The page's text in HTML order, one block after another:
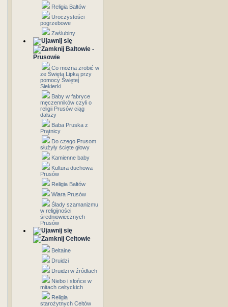
Religia Bałtów
Uroczystości
pogrzebowe
Zaślubiny
Bałtowie -
Prusowie
Co można zrobić w
ze Świętą Lipką przy
pomocy Świętej
Siekierki
Baby w fabryce
męczenników czyli o
religii Prusów ciąg
dalszy
Baba Pruska z
Prątnicy
Do czego Prusom
służyły ścięte głowy
Kamienne baby
Kultura duchowa
Prusów
Religia Bałtów
Wiara Prusów
Ślady szamanizmu
w religijności
średniowiecznych
Prusów
Celtowie
Beltaine
Druidzi
Druidzi w źródłach
Niebo i słońce w
mitach celtyckich
Religia
starożytnych Celtów